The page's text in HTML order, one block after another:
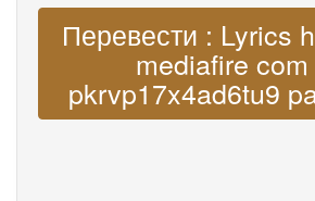
Перевести : Lyrics
mediafire
pkrvp17x4ad6tu9